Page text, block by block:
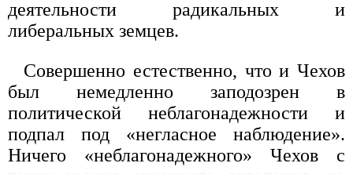
деятельности радикальных и
либеральных земцев.
Совершенно естественно, что и Чехов
был немедленно заподозрен в
политической неблагонадежности и
подпал под «негласное наблюдение».
Ничего «неблагонадежного» Чехов с